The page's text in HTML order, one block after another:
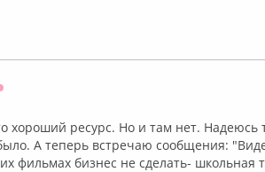
хороший ресурс. Но и там нет. Надеюсь
А теперь встречаю сообщения:
фильмах бизнес не сделать- школьная